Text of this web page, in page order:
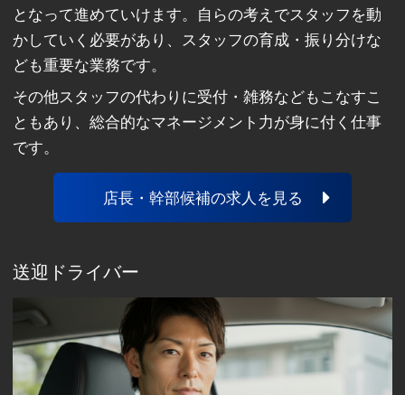
となって進めていけます。自らの考えでスタッフを動
かしていく必要があり、スタッフの育成・振り分けな
ども重要な業務です。
その他スタッフの代わりに受付・雑務などもこなすこ
ともあり、総合的なマネージメント力が身に付く仕事
です。
店長・幹部候補の求人を見る
送迎ドライバー